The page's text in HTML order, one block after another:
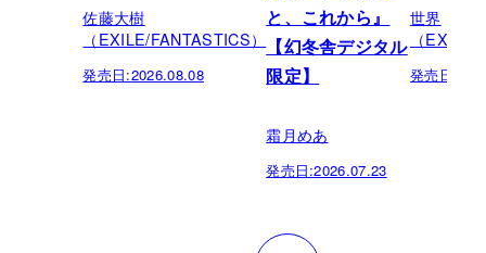
佐藤大樹
（EXILE/FANTASTICS）
発売日:2026.08.08
と、これから』
【幻冬舎デジタル
限定】
霜月めあ
発売日:2026.07.23
世界
（
発売日: